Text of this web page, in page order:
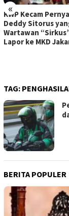
«
KWP Kecam
Deddy Sitorus
Wartawan
Lapor ke MKD
TAG:
BERITA POPULER